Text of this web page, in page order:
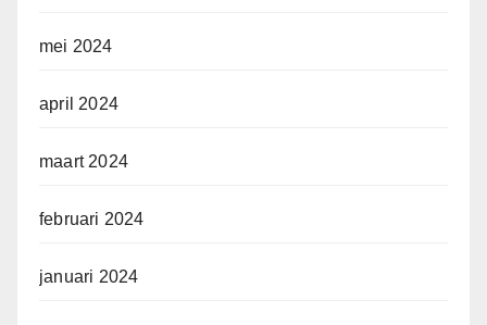
mei 2024
april 2024
maart 2024
februari 2024
januari 2024